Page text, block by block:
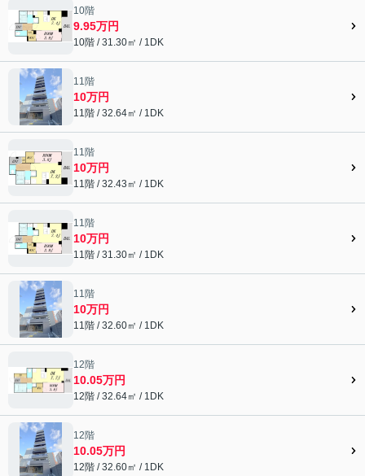
10階
9.95万円
10階 / 31.30㎡ / 1DK
11階
10万円
11階 / 32.64㎡ / 1DK
11階
10万円
11階 / 32.43㎡ / 1DK
11階
10万円
11階 / 31.30㎡ / 1DK
11階
10万円
11階 / 32.60㎡ / 1DK
12階
10.05万円
12階 / 32.64㎡ / 1DK
12階
10.05万円
12階 / 32.60㎡ / 1DK